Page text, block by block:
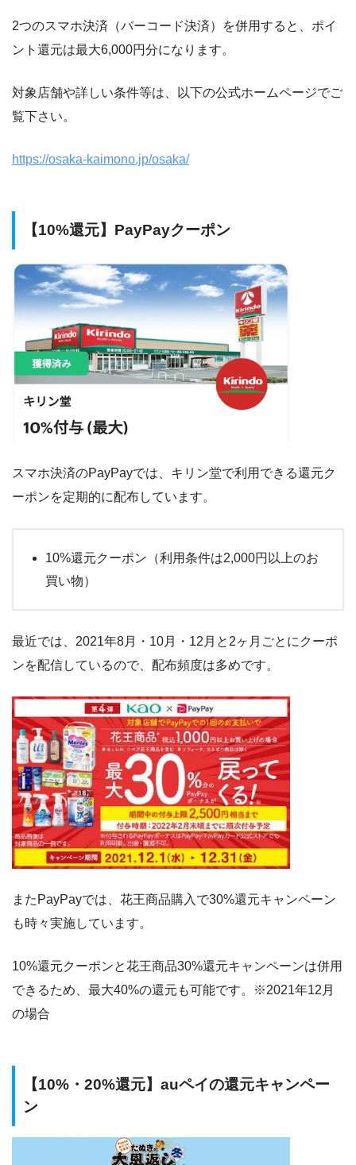
2つのスマホ決済（バーコード決済）を併用すると、ポイ
ント還元は最大6,000円分になります。
対象店舗や詳しい条件等は、以下の公式ホームページでご
覧下さい。
https://osaka-kaimono.jp/osaka/
【10%還元】PayPayクーポン
スマホ決済のPayPayでは、キリン堂で利用できる還元ク
ーポンを定期的に配布しています。
10%還元クーポン（利用条件は2,000円以上のお
買い物）
最近では、2021年8月・10月・12月と2ヶ月ごとにクーポ
ンを配信しているので、配布頻度は多めです。
またPayPayでは、花王商品購入で30%還元キャンペーン
も時々実施しています。
10%還元クーポンと花王商品30%還元キャンペーンは併用
できるため、最大40%の還元も可能です。※2021年12月
の場合
【10%・20%還元】auペイの還元キャンペー
ン